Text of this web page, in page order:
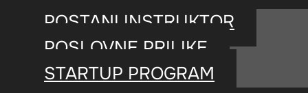
POSTANI INSTRUKTOR
POSLOVNE PRILIKE
STARTUP PROGRAM